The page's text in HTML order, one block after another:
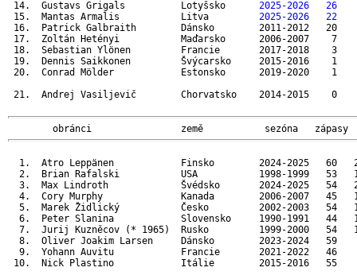
14.  Gustavs Grigals          Lotyšsko 2025-2026   26
15.  Mantas Armalis           Litva 2025-2026
16.  Patrick Galbraith        Dánsko        2011-2012
17.  Zoltán Hetényi           Maďarsko      2006-2007
18.  Sebastian Ylönen         Francie       2017-2018    3
19.  Dennis Saikkonen         Švýcarsko     2015-2016
20.  Conrad Mölder            Estonsko      2019-2020
21.  Andrej Vasiljevič        Chorvatsko    2014-2015    0
obránci                země           sezóna
1.  Atro Leppänen            Finsko        2024-2025   60
2.  Brian Rafalski           USA           1998-1999   53
3.  Max Lindroth             Švédsko       2024-2025   54
4.  Cory Murphy              Kanada        2006-2007   45
5.  Marek Židlický           Česko         2002-2003   54
6.  Peter Slanina            Slovensko     1990-1991   44
7.  Jurij Kuzněcov (* 1965)  Rusko         1999-2000   54
8.  Oliver Joakim Larsen     Dánsko        2023-2024   59
9.  Yohann Auvitu            Francie       2021-2022   46
10.  Nick Plastino            Itálie        2015-2016   55